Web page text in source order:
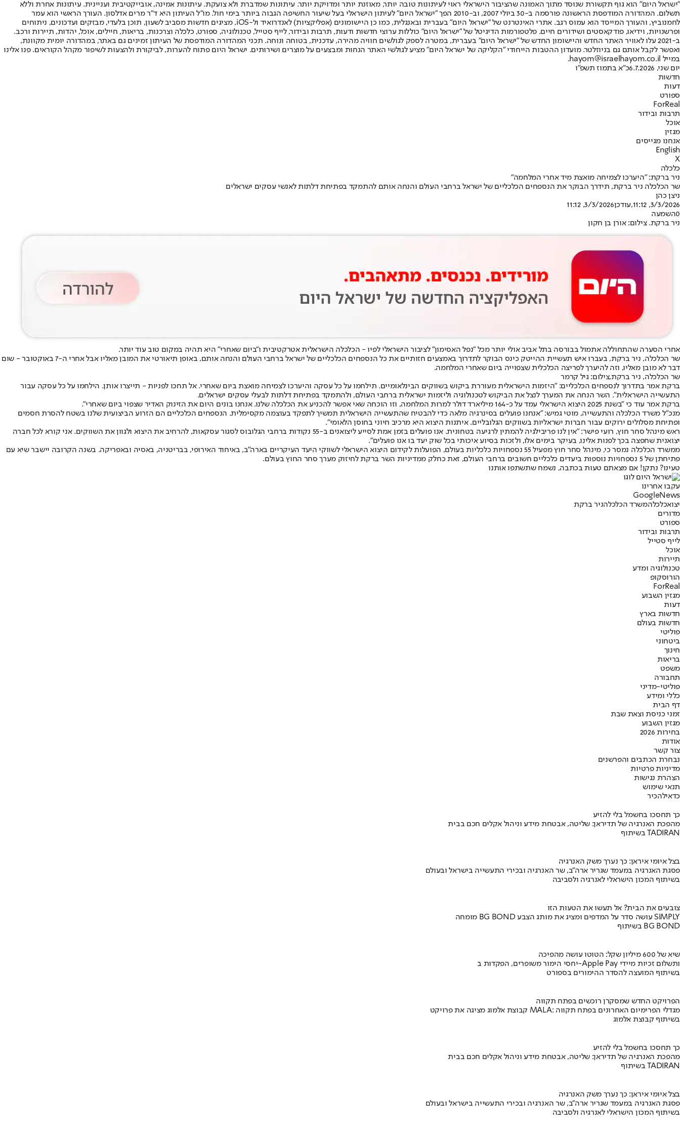
"ישראל היום" הוא גוף תקשורת שנוסד מתוך האמונה שהציבור הישראלי ראוי לעיתונות טובה יותר, מאוזנת יותר ומדויקת יותר. עיתונות שמדברת ולא צועקת. עיתונות אמינה, אובייקטיבית ועניינית. עיתונות אחרת וללא
תשלום. המהדורה המודפסת הראשונה פורסמה ב-30 ביולי 2007, וב-2010 הפך "ישראל היום" לעיתון הישראלי בעל שיעור החשיפה הגבוה ביותר בימי חול. מו"ל העיתון היא ד"ר מרים אדלסון. העורך הראשי הוא עמר
לחמנוביץ, והעורך המייסד הוא עמוס רגב. אתרי האינטרנט של "ישראל היום" בעברית ובאנגלית, כמו כן היישומונים (אפליקציות) לאנדרואיד ול-iOS, מציגים חדשות מסביב לשעון, תוכן בלעדי, מבזקים ועדכונים, ניתוחים
ופרשנויות, וידיאו, פודקאסטים ושידורים חיים. פלטפורמות הדיגיטל של "ישראל היום" כוללות ערוצי חדשות ודעות, תרבות ובידור, לייף סטייל, טכנולוגיה, ספורט, כלכלה וצרכנות, בריאות, חיילים, אוכל, יהדות, תיירות ורכב.
ב-2021 עלו לאוויר האתר החדש והיישומון החדש של "ישראל היום" בעברית, במטרה לספק לגולשים חוויה מהירה, עדכנית, בטוחה ונוחה. תכני המהדורה המודפסת של העיתון זמינים גם באתר, במהדורה יומית מקוונת,
ואפשר לקבל אותם גם בניוזלטר. מועדון ההטבות הייחודי "הקליקה של ישראל היום" מציע לגולשי האתר הנחות ומבצעים על מוצרים ושירותים. ישראל היום פתוח להערות, לביקורת ולהצעות לשיפור מקהל הקוראים. פנו אלינו
במייל hayom@israelhayom.co.il.
יום שני, 6.7.2026
כ"א בתמוז תשפ"ו
חדשות
דעות
ספורט
ForReal
תרבות ובידור
אוכל
מגזין
אנחנו מגייסים
English
X
כלכלה
ניר ברקת: "היערכו לצמיחה מואצת מיד אחרי המלחמה"
שר הכלכלה ניר ברקת, תידרך הבוקר את הנספחים הכלכליים של ישראל ברחבי העולם והנחה אותם להתמקד בפתיחת דלתות לאנשי עסקים ישראלים
ניצן כהן
3/3/2026, 11:12
,עודכן3/3/2026, 11:12
0השמעה
ניר ברקת. צילום: אורן בן חקון
אחרי הסערה שהתחוללה אתמול בבורסה בתל אביב אולי יותר מכל "נפל האסימון" לציבור הישראלי לפיו - הכלכלה הישראלית אטרקטיבית ו"ביום שאחרי" היא תהיה במקום טוב עוד יותר.
שר הכלכלה, ניר ברקת, בעברו איש תעשיית ההייטק כינס הבוקר לתדרוך באמצעים חזותיים את כל הנספחים הכלכליים של ישראל ברחבי העולם והנחה אותם, באופן תיאורטי את המובן מאליו אבל אחרי ה-7 באוקטובר - שום
דבר לא מובן מאליו, וזה להיערך לפריצה הכלכלית שצפוייה ביום שאחרי המלחמה.
שר הכלכלה, ניר ברקת,צילום: גיל קרמר
ברקת אמר בתדרוך לנספחים הכלכליים: "היזמות הישראלית מעוררת ביקוש בשווקים הבינלאומיים. תילחמו על כל עסקה והיערכו לצמיחה מואצת ביום שאחרי. אל תחכו לפניות - תייצרו אותן. הילחמו על כל עסקה עבור
התעשייה הישראלית". השר הנחה את המערך לנצל את הביקוש לטכנולוגיה וליזמות ישראלית ברחבי העולם, ולהתמקד בפתיחת דלתות לבעלי עסקים ישראלים.
ברקת אמר עוד כי "בשנת 2025 היצוא הישראלי עמד על כ-164 מיליארד דולר למרות המלחמה, וזו הוכחה שאי אפשר להכניע את הכלכלה שלנו. אנחנו בונים היום את הזינוק האדיר שצפוי ביום שאחרי".
מנכ"ל משרד הכלכלה והתעשייה, מוטי גמיש: "אנחנו פועלים בסינרגיה מלאה כדי להבטיח שהתעשייה הישראלית תמשיך לתפקד בעוצמה מקסימלית. הנספחים הכלכליים הם הזרוע הביצועית שלנו בשטח להסרת חסמים
ופתיחת מסלולים ירוקים עבור חברות ישראליות בשווקים הגלובליים. איתנות היצוא היא מרכיב חיוני בחוסן הלאומי".
​ראש מינהל סחר חוץ, רועי פישר: "אין לנו פריבילגיה להמתין לרגיעה בטחונית. אנו פועלים בזמן אמת לסייע ליצואנים ב-55 נקודות ברחבי הגלובוס לסגור עסקאות, להרחיב את היצוא ולגוון את השווקים. אני קורא לכל חברה
יצואנית שחפצה בכך לפנות אלינו, בעיקר בימים אלו, ולזכות בסיוע איכותי בכל שוק יעד בו אנו פועלים".
ממשרד הכלכלה נמסר כי, מינהל סחר חוץ מפעיל 55 נספחויות כלכליות בעולם, הפועלות לקידום היצוא הישראלי לשווקי היעד העיקריים בארה"ב, באיחוד האירופי, בבריטניה, באסיה ובאפריקה. בשנה הקרובה יישבר שיא עם
פתיחתן של 5 נספחויות נוספות ביעדים כלכליים חשובים ברחבי העולם, זאת כחלק ממדיניות השר ברקת לחיזוק מערך סחר החוץ בעולם.
טעינו? נתקן! אם מצאתם טעות בכתבה, נשמח שתשתפו אותנו
עקבו אחרינו
Googl eNews
יצואכלכלהמשרד הכלכלהניר ברקת
מדורים
ספורט
תרבות ובידור
לייף סטייל
אוכל
תיירות
טכנולוגיה ומדע
הורוסקופ
ForReal
מגזין השבוע
דעות
חדשות בארץ
חדשות בעולם
פוליטי
ביטחוני
חינוך
בריאות
משפט
תחבורה
פוליטי-מדיני
כללי ומידע
דף הבית
זמני כניסת וצאת שבת
מגזין השבוע
בחירות 2026
אודות
צור קשר
נבחרת הכתבים והפרשנים
מדיניות פרטיות
הצהרת נגישות
תנאי שימוש
כדאילהכיר
כך תחסכו בחשמל בלי להזיע
מהפכת האנרגיה של תדיראן: שליטה, אבטחת מידע וניהול אקלים חכם בבית
בשיתוף TADIRAN
בצל איומי איראן: כך נערך משק האנרגיה
פסגת האנרגיה במעמד שגריר ארה"ב, שר האנרגיה ובכירי התעשייה בישראל ובעולם
בשיתוף המכון הישראלי לאנרגיה ולסביבה
צובעים את הבית? אל תעשו את הטעות הזו
מומחה BG BOND עושה סדר על המדפים ומציג את מותג הצבע SIMPLY
בשיתוף BG BOND
שיא של 600 מיליון שקל: הטוטו עושה מהפיכה
יחסי הימור משופרים, הפקדות ב-Apple Pay ותשלום זכיות מיידי
בשיתוף המועצה להסדר ההימורים בספורט
הפרויקט החדש שמסקרן רוכשים בפתח תקווה
קבוצת אלמוג מציגה את פרויקט MALA: מגדלי הפרימיום האחרונים בפתח תקווה
בשיתוף קבוצת אלמוג
כך תחסכו בחשמל בלי להזיע
מהפכת האנרגיה של תדיראן: שליטה, אבטחת מידע וניהול אקלים חכם בבית
בשיתוף TADIRAN
בצל איומי איראן: כך נערך משק האנרגיה
פסגת האנרגיה במעמד שגריר ארה"ב, שר האנרגיה ובכירי התעשייה בישראל ובעולם
בשיתוף המכון הישראלי לאנרגיה ולסביבה